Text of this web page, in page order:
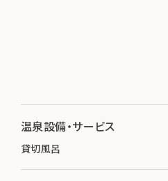
温泉設備・サービス
貸切風呂